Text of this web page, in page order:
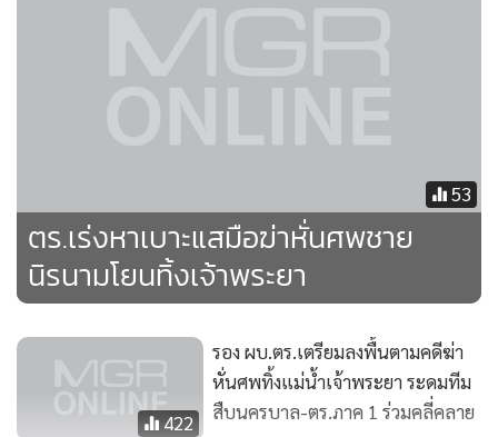
53
ตร.เร่งหาเบาะแสมือฆ่าหั่นศพชาย
นิรนามโยนทิ้งเจ้าพระยา
422
รอง ผบ.ตร.เตรียมลงพื้นตามคดีฆ่า
หั่นศพทิ้งแม่น้ำเจ้าพระยา ระดมทีม
สืบนครบาล-ตร.ภาค 1 ร่วมคลี่คลาย